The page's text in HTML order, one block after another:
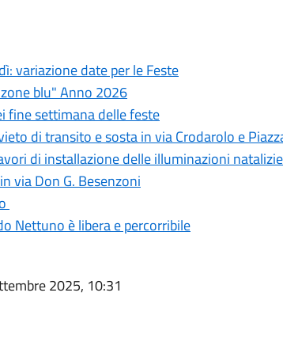
variazione date per le Feste
blu" Anno 2026
fine settimana delle feste
di transito e sosta in via Crodarolo e
di installazione delle illuminazioni natalizie
via Don G. Besenzoni
Nettuno è libera e percorribile
2025, 10:31